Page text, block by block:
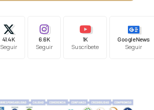
41.4K
Seguir
6.6K
Seguir
1K
Suscríbete
Google News
Seguir